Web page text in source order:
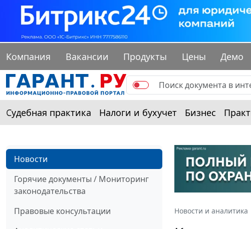
Компания Вакансии Продукты Цены Демо
Судебная практика Налоги и бухучет Бизнес
Новости
Горячие документы / Мониторинг
законодательства
Правовые консультации
Новости и аналитика